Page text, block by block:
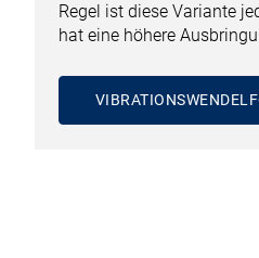
Regel ist diese Variante
hat eine höhere